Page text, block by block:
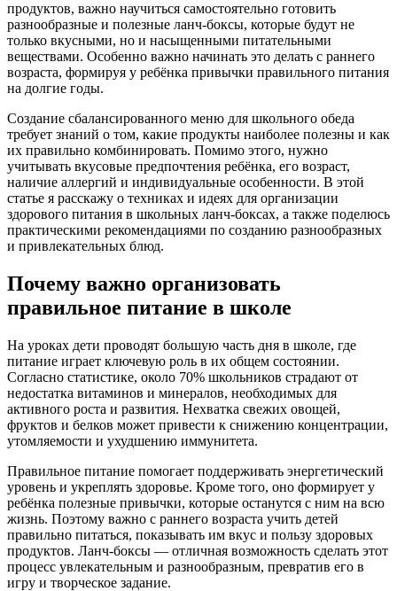
продуктов, важно научиться самостоятельно готовить
разнообразные и полезные ланч-боксы, которые будут не
только вкусными, но и насыщенными питательными
веществами. Особенно важно начинать это делать с раннего
возраста, формируя у ребёнка привычки правильного питания
на долгие годы.
Создание сбалансированного меню для школьного обеда
требует знаний о том, какие продукты наиболее полезны и как
их правильно комбинировать. Помимо этого, нужно
учитывать вкусовые предпочтения ребёнка, его возраст,
наличие аллергий и индивидуальные особенности. В этой
статье я расскажу о техниках и идеях для организации
здорового питания в школьных ланч-боксах, а также поделюсь
практическими рекомендациями по созданию разнообразных
и привлекательных блюд.
Почему важно организовать
правильное питание в школе
На уроках дети проводят большую часть дня в школе, где
питание играет ключевую роль в их общем состоянии.
Согласно статистике, около 70% школьников страдают от
недостатка витаминов и минералов, необходимых для
активного роста и развития. Нехватка свежих овощей,
фруктов и белков может привести к снижению концентрации,
утомляемости и ухудшению иммунитета.
Правильное питание помогает поддерживать энергетический
уровень и укреплять здоровье. Кроме того, оно формирует у
ребёнка полезные привычки, которые останутся с ним на всю
жизнь. Поэтому важно с раннего возраста учить детей
правильно питаться, показывать им вкус и пользу здоровых
продуктов. Ланч-боксы — отличная возможность сделать этот
процесс увлекательным и разнообразным, превратив его в
игру и творческое задание.